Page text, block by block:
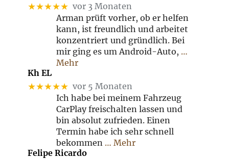
★★★★★ vor 3 Monaten
Arman prüft vorher, ob er helfen
kann, ist freundlich und arbeitet
konzentriert und gründlich. Bei
mir ging es um Android-Auto, …
Mehr
Kh EL
★★★★★ vor 5 Monaten
Ich habe bei meinem Fahrzeug
CarPlay freischalten lassen und
bin absolut zufrieden. Einen
Termin habe ich sehr schnell
bekommen … Mehr
Felipe Ricardo